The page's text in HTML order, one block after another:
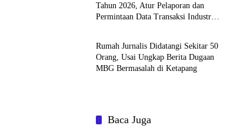
Tahun 2026, Atur Pelaporan dan
Permintaan Data Transaksi Industri
Rumah Jurnalis Didatangi Sekitar 50
Orang, Usai Ungkap Berita Dugaan
MBG Bermasalah di Ketapang
Baca Juga